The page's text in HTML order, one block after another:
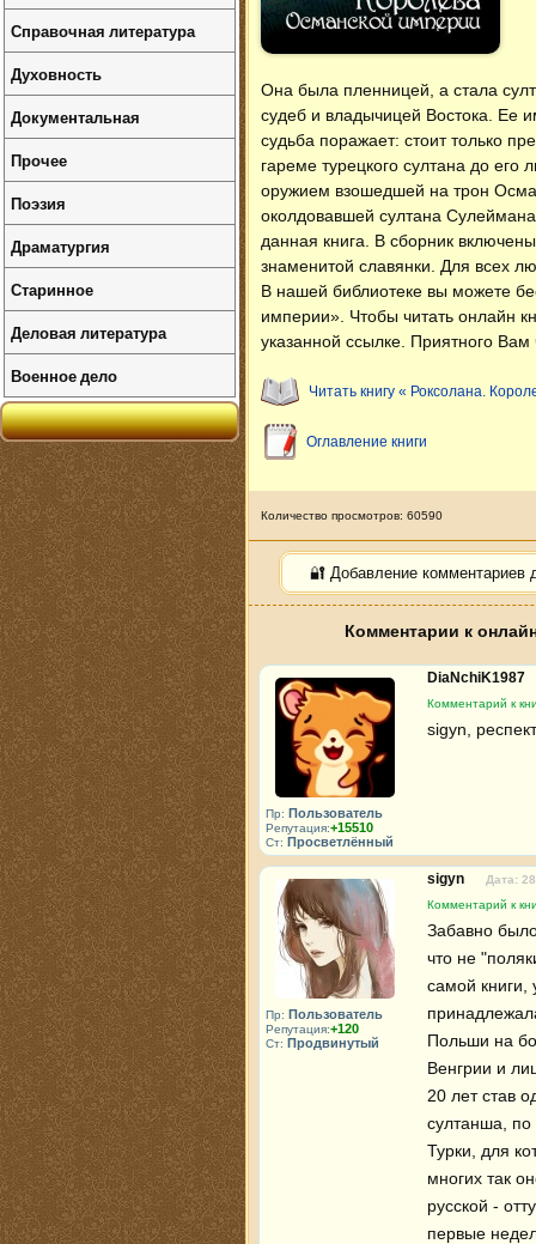
Она была пленницей, а стала
судеб и владычицей Востока. Ее
судьба поражает: стоит только
гареме турецкого султана до
оружием взошедшей на трон
околдовавшей султана
данная книга. В сборник
знаменитой славянки. Для всех
В нашей библиотеке вы можете
империи» . Чтобы читать онлайн
указанной ссылке. Приятного Вам
Читать книгу « Роксолана.
Оглавление книги
Количество просмотров: 60590
🔐 Добавление комментариев
Комментарии к
Пр: Пользователь
Репутация:+15510
Ст: Просветлённый
DiaNchiK1987
Комментарий к
sigyn,
Пр: Пользователь
Репутация:+120
Ст: Продвинутый
sigyn
Дата:
Комментарий к
Забавно
что не
самой книги,
Польши на
Венгрии и
20 лет став
султанша,
Турки, для
многих так
русской -
первые
Справочная литература
Духовность
Документальная
Прочее
Поэзия
Драматургия
Старинное
Деловая литература
Военное дело